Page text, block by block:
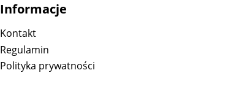
Informacje
Kontakt
Regulamin
Polityka prywatności